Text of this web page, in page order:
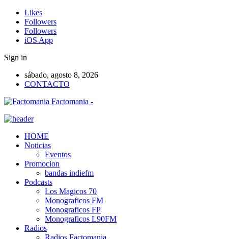
Likes
Followers
Followers
iOS App
Sign in
sábado, agosto 8, 2026
CONTACTO
Factomania -
HOME
Noticias
Eventos
Promocion
bandas indiefm
Podcasts
Los Magicos 70
Monograficos FM
Monograficos FP
Monograficos L90FM
Radios
Radios Factomania